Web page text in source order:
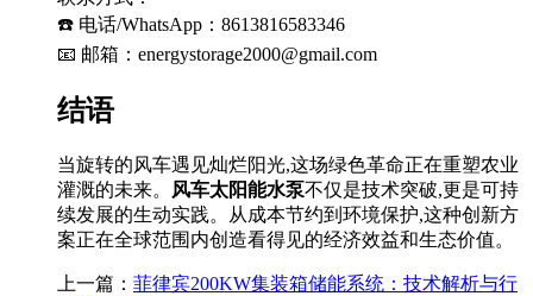
☎️ 电话/WhatsApp：8613816583346
📧 邮箱： energystorage2000@gmail.com
结语
当旋转的风车遇见灿烂阳光,这场绿色革命正在重塑农业
灌溉的未来。
风车太阳能水泵不仅是技术突破,更是可持
续发展的生动实践。从成本节约到环境保护,这种创新方
案正在全球范围内创造看得见的经济效益和生态价值。
上一篇： 菲律宾200KW集装箱储能系统：技术解析与行